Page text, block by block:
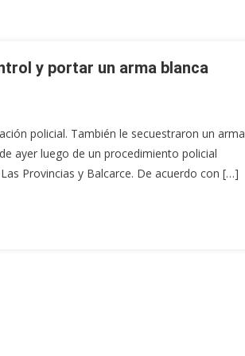
y portar un arma blanca
policial. También le secuestraron un arma
ayer luego de un procedimiento policial
Provincias y Balcarce. De acuerdo con […]